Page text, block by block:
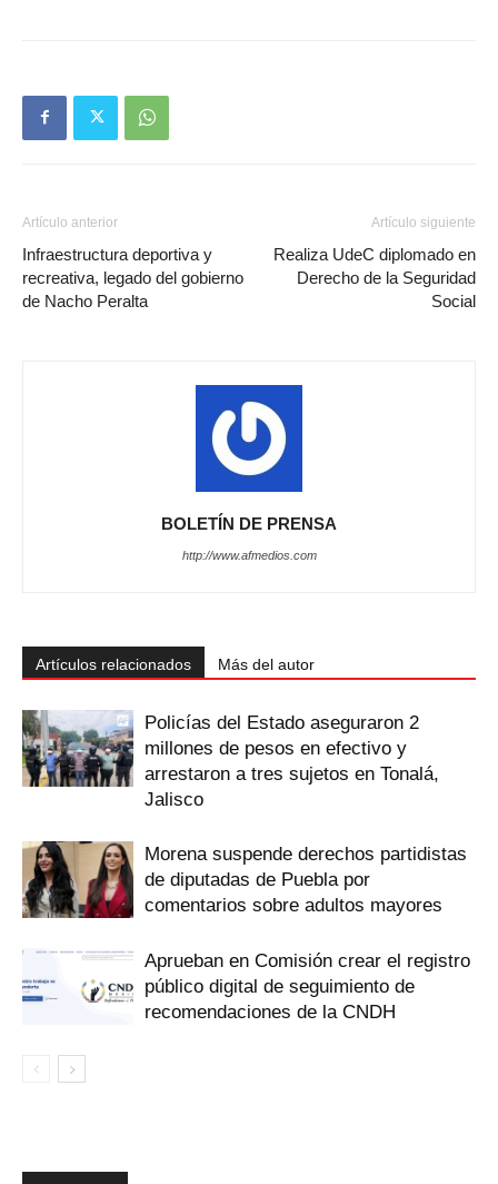
Artículo anterior
Infraestructura deportiva y
recreativa, legado del gobierno
de Nacho Peralta
Artículo siguiente
Realiza UdeC diplomado en
Derecho de la Seguridad
Social
BOLETÍN DE PRENSA
http://www.afmedios.com
Artículos relacionados Más del autor
Policías del Estado aseguraron 2
millones de pesos en efectivo y
arrestaron a tres sujetos en Tonalá,
Jalisco
Morena suspende derechos partidistas
de diputadas de Puebla por
comentarios sobre adultos mayores
Aprueban en Comisión crear el registro
público digital de seguimiento de
recomendaciones de la CNDH